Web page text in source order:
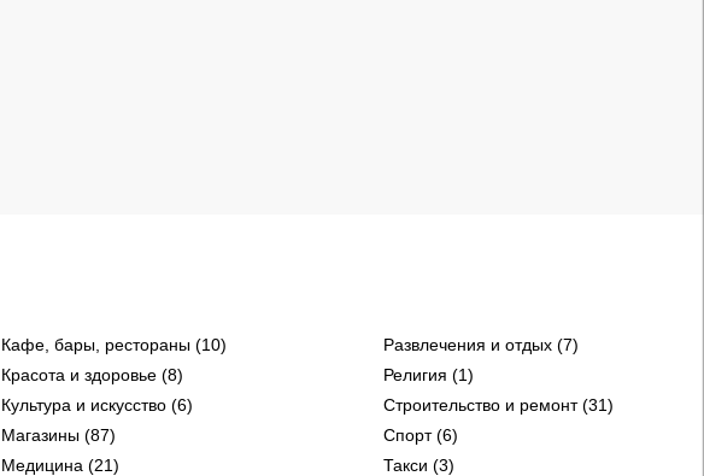
Кафе, бары, рестораны (10)
Красота и здоровье (8)
Культура и искусство (6)
Магазины (87)
Медицина (21)
Развлечения и отдых (7)
Религия (1)
Строительство и ремонт (31)
Спорт (6)
Такси (3)